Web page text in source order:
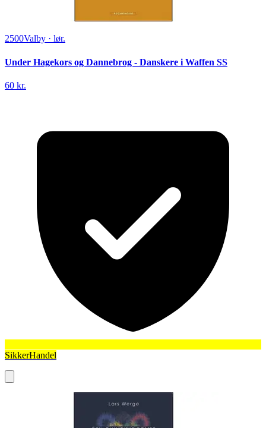
2500Valby · lør.
Under Hagekors og Dannebrog - Danskere i Waffen SS
60 kr.
SikkerHandel